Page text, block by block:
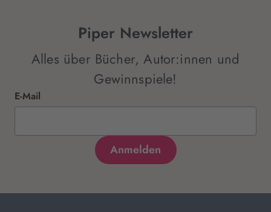
Piper Newsletter
Alles über Bücher, Autor:innen und
Gewinnspiele!
E-Mail